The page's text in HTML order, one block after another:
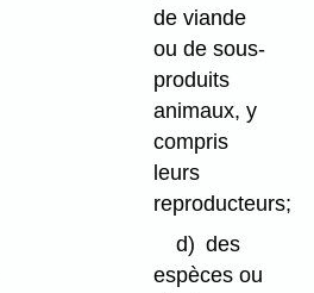
de viande
ou de sous-
produits
animaux, y
compris
leurs
reproducteurs;
d) des
espèces ou